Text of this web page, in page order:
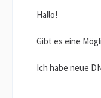
Hallo!
Gibt es eine
Ich habe neue